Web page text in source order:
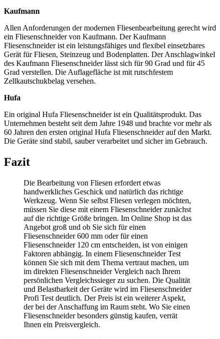
Kaufmann
Allen Anforderungen der modernen Fliesenbearbeitung gerecht wird
ein Fliesenschneider von Kaufmann. Der Kaufmann
Fliesenschneider ist ein leistungsfähiges und flexibel einsetzbares
Gerät für Fliesen, Steinzeug und Bodenplatten. Der Anschlagwinkel
des Kaufmann Fliesenschneider lässt sich für 90 Grad und für 45
Grad verstellen. Die Auflagefläche ist mit rutschfestem
Zellkautschukbelag versehen.
Hufa
Ein original Hufa Fliesenschneider ist ein Qualitätsprodukt. Das
Unternehmen besteht seit dem Jahre 1948 und brachte vor mehr als
60 Jahren den ersten original Hufa Fliesenschneider auf den Markt.
Die Geräte sind stabil, sauber verarbeitet und sicher im Gebrauch.
Fazit
Die Bearbeitung von Fliesen erfordert etwas
handwerkliches Geschick und natürlich das richtige
Werkzeug. Wenn Sie selbst Fliesen verlegen möchten,
müssen Sie diese mit einem Fliesenschneider zunächst
auf die richtige Größe bringen. Im Online Shop ist das
Angebot groß und ob Sie sich für einen
Fliesenschneider 600 mm oder für einen
Fliesenschneider 120 cm entscheiden, ist von einigen
Faktoren abhängig. In einem Fliesenschneider Test
können Sie sich mit dem Thema vertraut machen, um
im direkten Fliesenschneider Vergleich nach Ihrem
persönlichen Vergleichssieger zu suchen. Die Qualität
und Belastbarkeit der Geräte wird im Fliesenschneider
Profi Test deutlich. Der Preis ist ein weiterer Aspekt,
der bei der Anschaffung im Raum steht. Wo Sie einen
Fliesenschneider besonders günstig kaufen, verrät
Ihnen ein Preisvergleich.